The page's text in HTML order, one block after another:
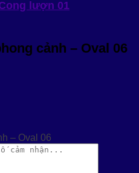
lượn 01
cảnh – Oval 06
– Oval 06